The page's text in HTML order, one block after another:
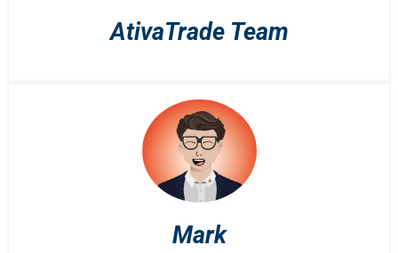
AtivaTrade Team
Mark